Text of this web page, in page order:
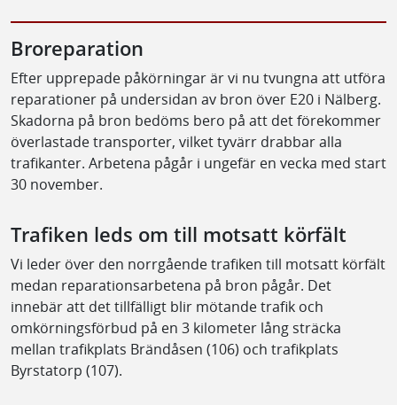
Broreparation
Efter upprepade påkörningar är vi nu tvungna att utföra
reparationer på undersidan av bron över E20 i Nälberg.
Skadorna på bron bedöms bero på att det förekommer
överlastade transporter, vilket tyvärr drabbar alla
trafikanter. Arbetena pågår i ungefär en vecka med start
30 november.
Trafiken leds om till motsatt körfält
Vi leder över den norrgående trafiken till motsatt körfält
medan reparationsarbetena på bron pågår. Det
innebär att det tillfälligt blir mötande trafik och
omkörningsförbud på en 3 kilometer lång sträcka
mellan trafikplats Brändåsen (106) och trafikplats
Byrstatorp (107).